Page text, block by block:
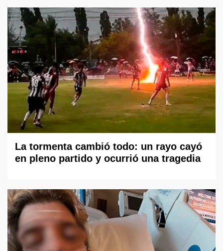
La tormenta cambió todo: un rayo cayó
en pleno partido y ocurrió una tragedia